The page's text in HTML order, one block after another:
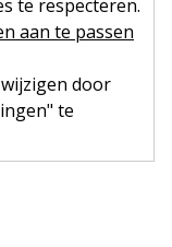
te respecteren.
aan te passen
door
te